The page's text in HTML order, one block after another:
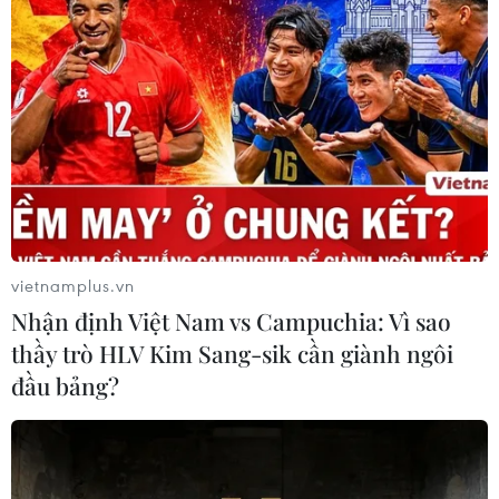
Toàn cảnh vụ sai phạm điểm
thi trường THPT chuyên Tuyên
Quang
06/08/2026 09:04
Đắk Lắk tháo gỡ khó khăn, đảm bảo
đủ sách giáo khoa cho năm học mới
Bộ GD-ĐT dự kiến điều chỉnh trong
bổ nhiệm chức danh và xếp lương
nhà giáo
vietnamplus.vn
Nhận định Việt Nam vs Campuchia: Vì sao
thầy trò HLV Kim Sang-sik cần giành ngôi
đầu bảng?